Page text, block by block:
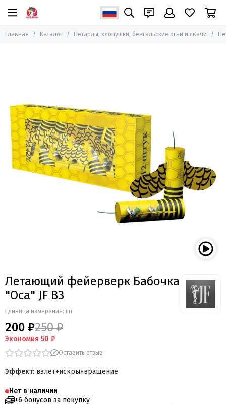
Петарды, хлопушки, бенгальские огни и свечи
Главная Каталог Петарды, хлопушки, бенгальские огни и свечи
Летающий фейерверк Бабочка
"Оса" JF B3
Единица измерения: шт
200 ₽250 ₽
Экономия 50 ₽
Оставить отзыв
Эффект: взлет+искры+вращение
Нет в наличии
+6 бонусов за покупку